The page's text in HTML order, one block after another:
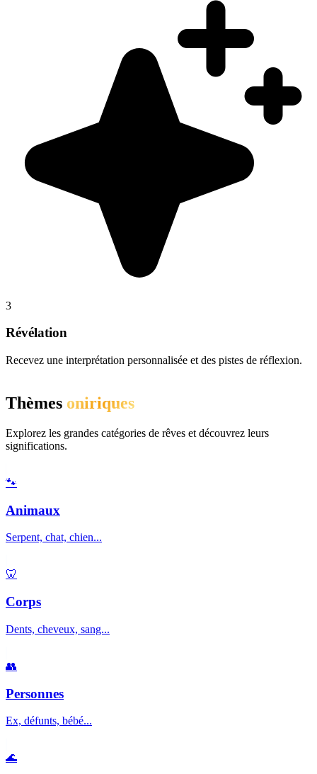
3
Révélation
Recevez une interprétation personnalisée et des pistes de réflexion.
Thèmes oniriques
Explorez les grandes catégories de rêves et découvrez leurs
significations.
🐾
Animaux
Serpent, chat, chien...
🦷
Corps
Dents, cheveux, sang...
👥
Personnes
Ex, défunts, bébé...
🌊